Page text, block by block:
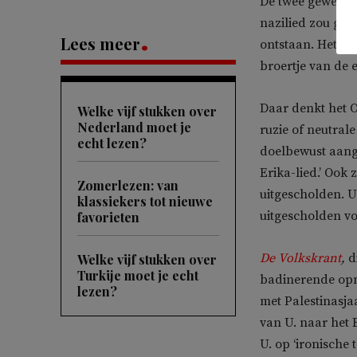
Lees meer
Welke vijf stukken over
Nederland moet je
echt lezen?
Zomerlezen: van
klassiekers tot nieuwe
favorieten
Welke vijf stukken over
Turkije moet je echt
lezen?
nazilied zou
ontstaan. Het
broertje van de
Daar denkt het
ruzie of
doelbewust
Erika-lied.’ Ook
uitgescholden.
uitgescholden
De Volkskrant,
badinerende
met
van U. naar het
U. op ‘ironische